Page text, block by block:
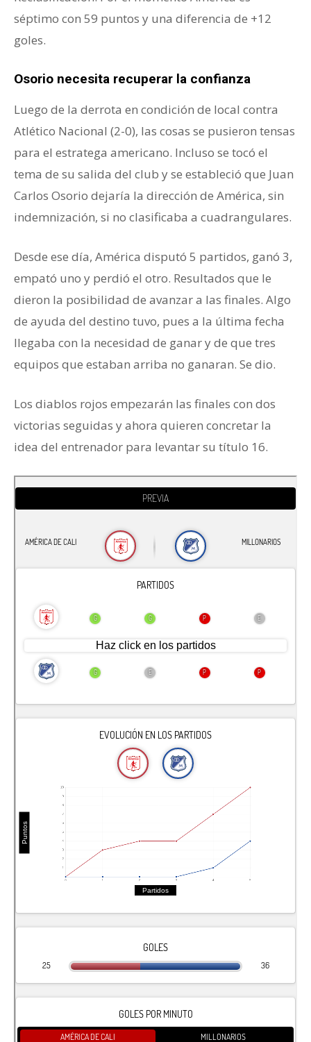
séptimo con 59 puntos y una diferencia de +12
goles.
Osorio necesita recuperar la confianza
Luego de la derrota en condición de local contra
Atlético Nacional (2-0), las cosas se pusieron tensas
para el estratega americano. Incluso se tocó el
tema de su salida del club y se estableció que Juan
Carlos Osorio dejaría la dirección de América, sin
indemnización, si no clasificaba a cuadrangulares.
Desde ese día, América disputó 5 partidos, ganó 3,
empató uno y perdió el otro. Resultados que le
dieron la posibilidad de avanzar a las finales. Algo
de ayuda del destino tuvo, pues a la última fecha
llegaba con la necesidad de ganar y de que tres
equipos que estaban arriba no ganaran. Se dio.
Los diablos rojos empezarán las finales con dos
victorias seguidas y ahora quieren concretar la
idea del entrenador para levantar su título 16.